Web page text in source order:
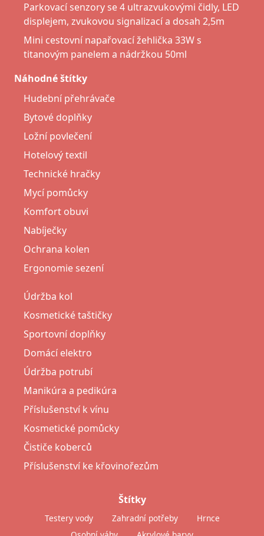
Parkovací senzory se 4 ultrazvukovými čidly, LED
displejem, zvukovou signalizací a dosah 2,5m
Mini cestovní napařovací žehlička 33W s
titanovým panelem a nádržkou 50ml
Náhodné štítky
Hudební přehrávače
Bytové doplňky
Ložní povlečení
Hotelový textil
Technické hračky
Mycí pomůcky
Komfort obuvi
Nabíječky
Ochrana kolen
Ergonomie sezení
Údržba kol
Kosmetické taštičky
Sportovní doplňky
Domácí elektro
Údržba potrubí
Manikúra a pedikúra
Příslušenství k vínu
Kosmetické pomůcky
Čističe koberců
Příslušenství ke křovinořezům
Štítky
Testery vody Zahradní potřeby
Hrnce